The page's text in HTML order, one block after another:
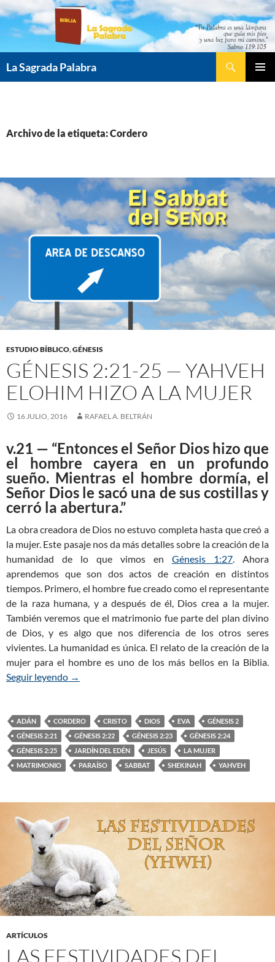
Saltar
contenido
La Sagrada Palabra
Archivo de la etiqueta: Cordero
ESTUDIO BÍBLICO,GÉNESIS
GÉNESIS 2:21-25 — YAHVEH
ELOHIM HIZO A LA MUJER
16 JULIO, 2016 RAFAEL A. BELTRÁN
v.21 — “Entonces el Señor Dios hizo que
el hombre cayera en un profundo
sueño. Mientras el hombre dormía, el
Señor Dios le sacó una de sus costillas y
cerró la abertura.”
La obra creadora de Dios no estuvo completa hasta que creó a
la mujer. Este pasaje nos da más detalles sobre la creación de la
humanidad de lo que vimos en Génesis 1:27. Ahora
aprendemos que son dos actos de creación en distintos
tiempos. Primero, el hombre fue creado como el representante
de la raza humana, y a después de él, Dios crea a la mujer.
También veremos que el matrimonio fue parte del plan divino
de Dios, y es algo que nos diferencia de los otros seres
vivientes. La humanidad es única. El relato de la creación de la
mujer para el hombre es uno de los más bellos en la Biblia.
Seguir leyendo Génesis 2:21-25 — YAHVEH Elohim hizo a la
→
ADÁN CORDERO CRISTO DIOS EVA
GÉNESIS 2
GÉNESIS 2:21
GÉNESIS 2:22 GÉNESIS 2:23
GÉNESIS 2:24
GÉNESIS 2:25
JARDÍN DEL EDÉN JESÚS
LA MUJER
MATRIMONIO
PARAÍSO SABBAT SHEKINAH YAHVEH
ARTÍCULOS
LAS FESTIVIDADES DEL